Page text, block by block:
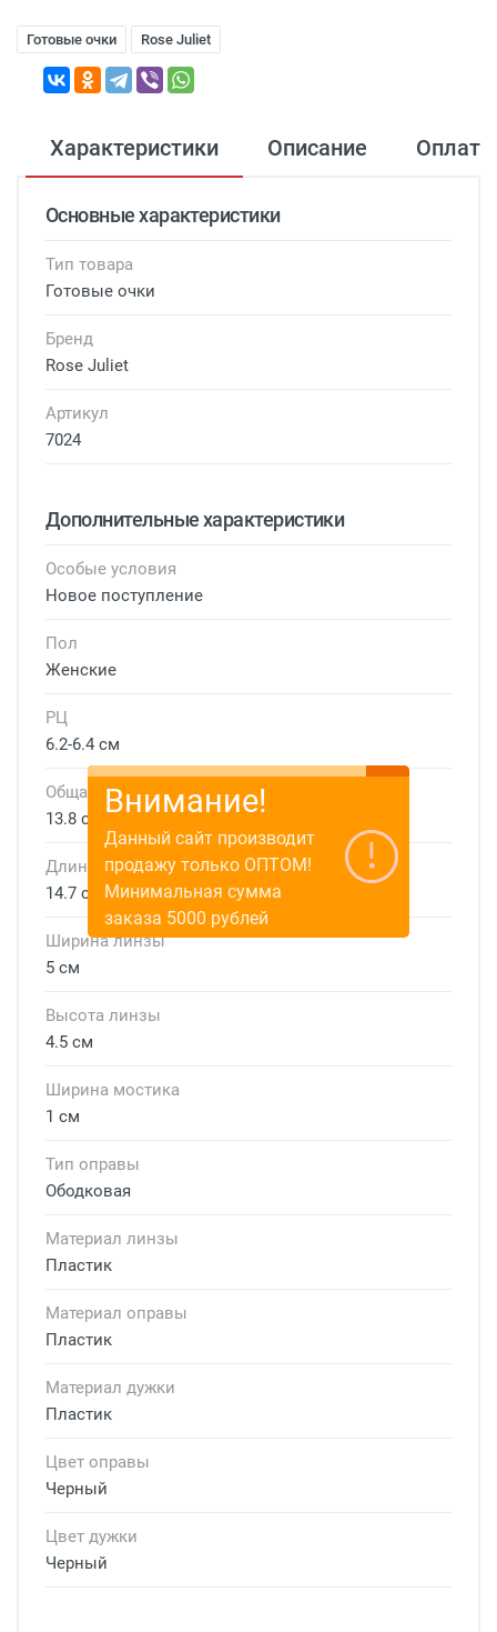
Готовые очки Rose Juliet
Характеристики Описание Оплата
Основные характеристики
Тип товара
Готовые очки
Бренд
Rose Juliet
Артикул
7024
Дополнительные характеристики
Особые условия
Новое поступление
Пол
Женские
РЦ
6.2-6.4 см
Общая ширина
13.8 см
Длина дужки
14.7 см
Ширина линзы
5 см
Высота линзы
4.5 см
Ширина мостика
1 см
Тип оправы
Ободковая
Материал линзы
Пластик
Материал оправы
Пластик
Материал дужки
Пластик
Цвет оправы
Черный
Цвет дужки
Черный
Внимание!
Данный сайт производит
продажу только ОПТОМ!
Минимальная сумма
заказа 5000 рублей